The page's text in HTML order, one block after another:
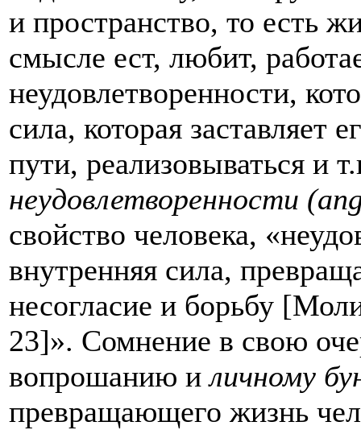
и пространство, то есть
смысле ест, любит,
неудовлетворенности,
сила, которая заставляет
пути, реализовываться и
неудовлетворенности (
свойство человека,
внутренняя сила,
несогласие и борьбу
23]». Сомнение в свою
вопрошанию иличному
превращающего жизнь